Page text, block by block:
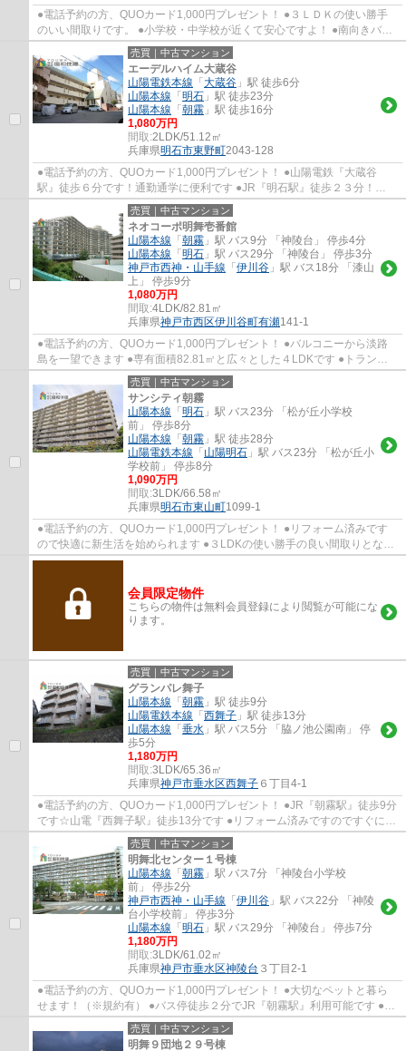
●電話予約の方、QUOカード1,000円プレゼント！ ●３ＬＤＫの使い勝手
のいい間取りです。 ●小学校・中学校が近くて安心ですよ！ ●南向きバル
コニーにつき陽当たり良好 ●松が丘小学校・朝...
売買｜中古マンション
エーデルハイム大蔵谷
山陽電鉄本線 「大蔵谷 」駅 徒歩6分
山陽本線 「明石 」駅 徒歩23分
山陽本線 「朝霧 」駅 徒歩16分
1,080万円
間取:2LDK/51.12㎡
兵庫県明石市東野町2043-128
●電話予約の方、QUOカード1,000円プレゼント！ ●山陽電鉄『大蔵谷
駅』徒歩６分です！通勤通学に便利です ●JR『明石駅』徒歩２３分！
JR『朝霧駅』徒歩１６分です ●各居室に収納有り！お...
売買｜中古マンション
ネオコーポ明舞壱番館
山陽本線 「朝霧 」駅 バス9分 「神陵台」 停歩4分
山陽本線 「明石 」駅 バス29分 「神陵台」 停歩3分
神戸市西神・山手線 「伊川谷 」駅 バス18分 「漆山
上」 停歩9分
1,080万円
間取:4LDK/82.81㎡
兵庫県神戸市西区伊川谷町有瀬141-1
●電話予約の方、QUOカード1,000円プレゼント！ ●バルコニーから淡路
島を一望できます ●専有面積82.81㎡と広々とした４LDKです ●トランク
ルーム付き！アウトドア用品など収納できます ●...
売買｜中古マンション
サンシティ朝霧
山陽本線 「明石 」駅 バス23分 「松が丘小学校
前」 停歩8分
山陽本線 「朝霧 」駅 徒歩28分
山陽電鉄本線 「山陽明石 」駅 バス23分 「松が丘小
学校前」 停歩8分
1,090万円
間取:3LDK/66.58㎡
兵庫県明石市東山町1099-1
●電話予約の方、QUOカード1,000円プレゼント！ ●リフォーム済みです
ので快適に新生活を始められます ●３LDKの使い勝手の良い間取りとなっ
ています ●淡路島を一望できる眺めの良い眺望...
会員限定物件
こちらの物件は無料会員登録により閲覧が可能にな
ります。
売買｜中古マンション
グランパレ舞子
山陽本線 「朝霧 」駅 徒歩9分
山陽電鉄本線 「西舞子 」駅 徒歩13分
山陽本線 「垂水 」駅 バス5分 「脇ノ池公園南」 停
歩5分
1,180万円
間取:3LDK/65.36㎡
兵庫県神戸市垂水区西舞子 ６丁目4-1
●電話予約の方、QUOカード1,000円プレゼント！ ●JR『朝霧駅』徒歩9分
です☆山電『西舞子駅』徒歩13分です ●リフォーム済みですのですぐに新
生活を送れます ●全室6帖以上で広々快適です...
売買｜中古マンション
明舞北センター１号棟
山陽本線 「朝霧 」駅 バス7分 「神陵台小学校
前」 停歩2分
神戸市西神・山手線 「伊川谷 」駅 バス22分 「神陵
台小学校前」 停歩3分
山陽本線 「明石 」駅 バス29分 「神陵台」 停歩7分
1,180万円
間取:3LDK/61.02㎡
兵庫県神戸市垂水区神陵台 ３丁目2-1
●電話予約の方、QUOカード1,000円プレゼント！ ●大切なペットと暮ら
せます！（※規約有） ●バス停徒歩２分でJR『朝霧駅』利用可能です ●リ
フォーム物件で快適に生活を送れます ●１階に...
売買｜中古マンション
明舞９団地２９号棟